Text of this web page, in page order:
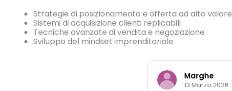
Strategie di posizionamento e offerta ad alto valore
Sistemi di acquisizione clienti replicabili
Tecniche avanzate di vendita e negoziazione
Sviluppo del mindset imprenditoriale
Marghe
13 Marzo 2026